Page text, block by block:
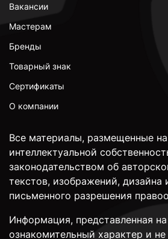
Вакансии
Мастерам
Бренды
Товарный знак
Сертификаты
О компании
Все материалы, размещенные
интеллектуальной
законодательством об
текстов, изображений, дизайна
письменного разрешения
Информация, представленная
ознакомительный характер и